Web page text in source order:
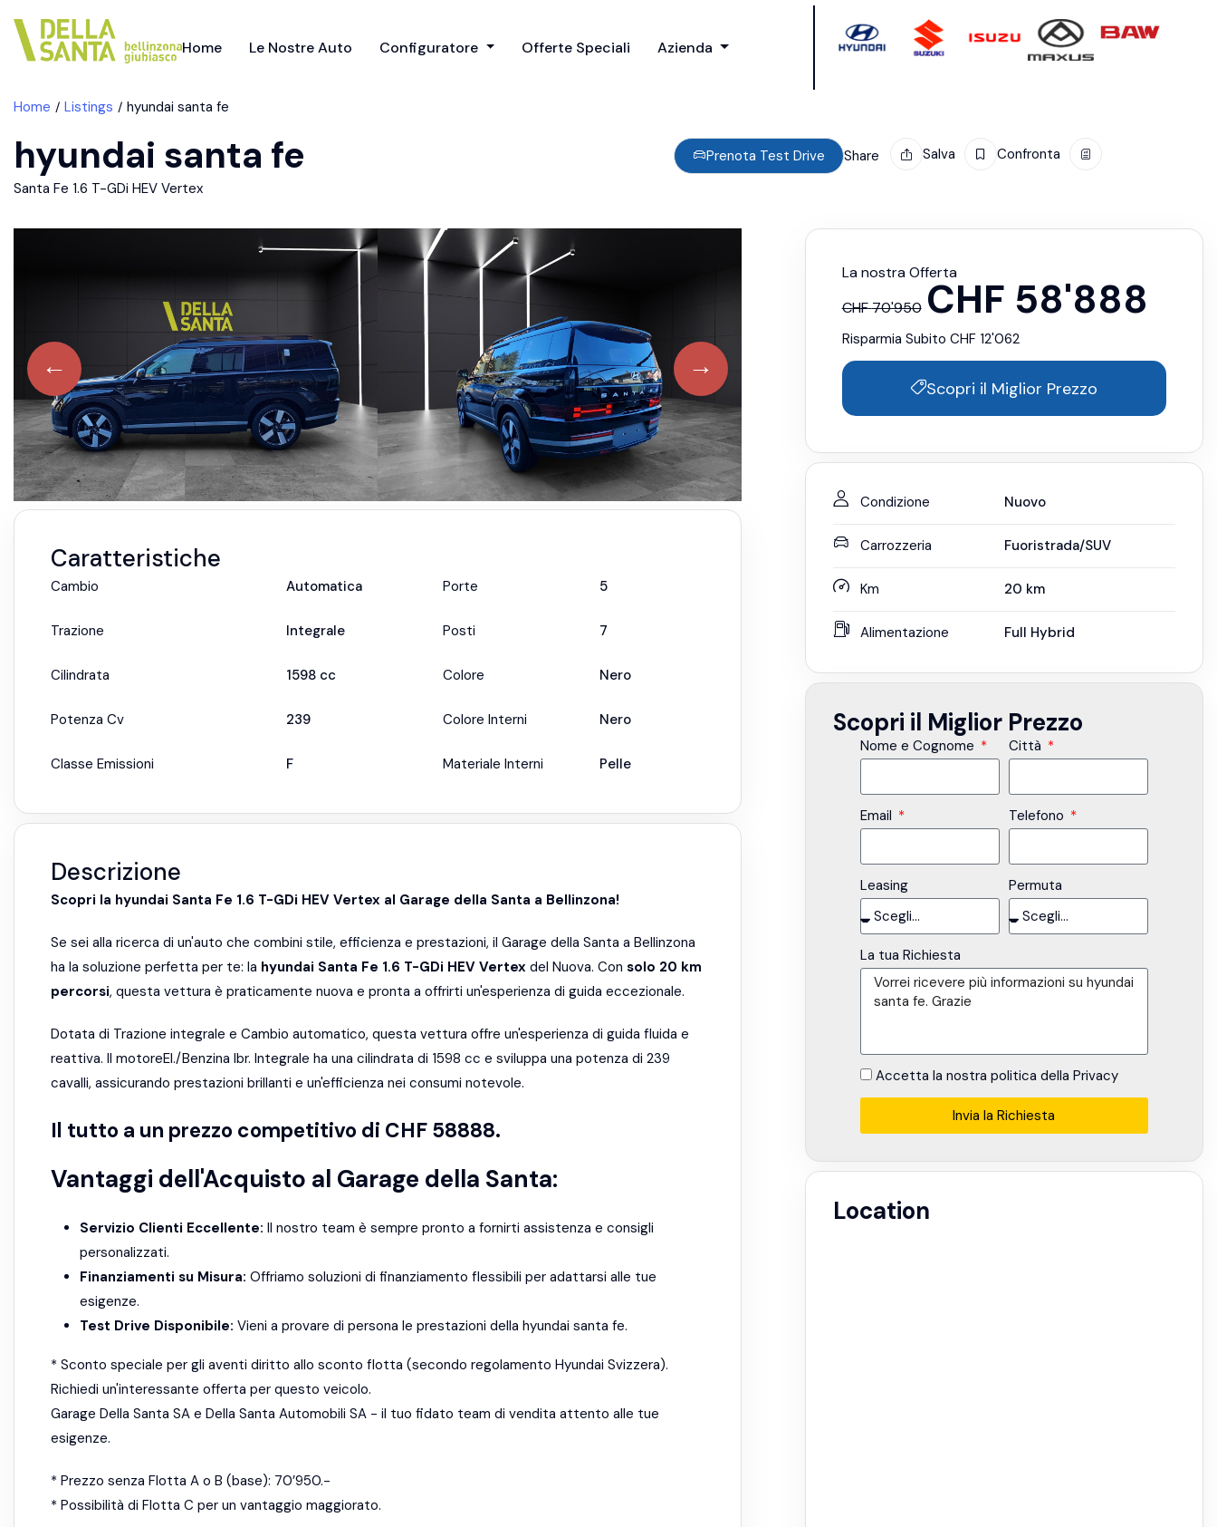
Home Le Nostre Auto Configuratore Offerte Speciali Azienda
Home Listings hyundai santa fe
hyundai santa fe
Santa Fe 1.6 T-GDi HEV Vertex
Prenota Test Drive Share Salva Confronta
Caratteristiche
Cambio Automatica
Trazione Integrale
Cilindrata 1598 cc
Potenza Cv 239
Classe Emissioni F
Porte 5
Posti 7
Colore Nero
Colore Interni Nero
Materiale Interni Pelle
Descrizione
Scopri la hyundai Santa Fe 1.6 T-GDi HEV Vertex al Garage della Santa a Bellinzona!
Se sei alla ricerca di un'auto che combini stile, efficienza e prestazioni, il Garage della Santa a Bellinzona
ha la soluzione perfetta per te: la hyundai Santa Fe 1.6 T-GDi HEV Vertex del Nuova. Con solo 20 km
percorsi, questa vettura è praticamente nuova e pronta a offrirti un'esperienza di guida eccezionale.
Dotata di Trazione integrale e Cambio automatico, questa vettura offre un'esperienza di guida fluida e
reattiva. Il motoreEl./Benzina Ibr. Integrale ha una cilindrata di 1598 cc e sviluppa una potenza di 239
cavalli, assicurando prestazioni brillanti e un'efficienza nei consumi notevole.
Il tutto a un prezzo competitivo di CHF 58888.
Vantaggi dell'Acquisto al Garage della Santa:
Servizio Clienti Eccellente: Il nostro team è sempre pronto a fornirti assistenza e consigli
personalizzati.
Finanziamenti su Misura: Offriamo soluzioni di finanziamento flessibili per adattarsi alle tue
esigenze.
Test Drive Disponibile: Vieni a provare di persona le prestazioni della hyundai santa fe.
* Sconto speciale per gli aventi diritto allo sconto flotta (secondo regolamento Hyundai Svizzera).
Richiedi un'interessante offerta per questo veicolo.
Garage Della Santa SA e Della Santa Automobili SA - il tuo fidato team di vendita attento alle tue
esigenze.
* Prezzo senza Flotta A o B (base): 70’950.-
* Possibilità di Flotta C per un vantaggio maggiorato.
La nostra Offerta
CHF70'950 CHF 58'888
Risparmia Subito CHF 12'062
Scopri il Miglior Prezzo
Condizione Nuovo
Carrozzeria Fuoristrada/SUV
Km 20 km
Alimentazione Full Hybrid
Scopri il Miglior Prezzo
Nome e Cognome Città
Email Telefono
Leasing Permuta
La tua Richiesta
Accetta la nostra politica della Privacy
Invia la Richiesta
Location